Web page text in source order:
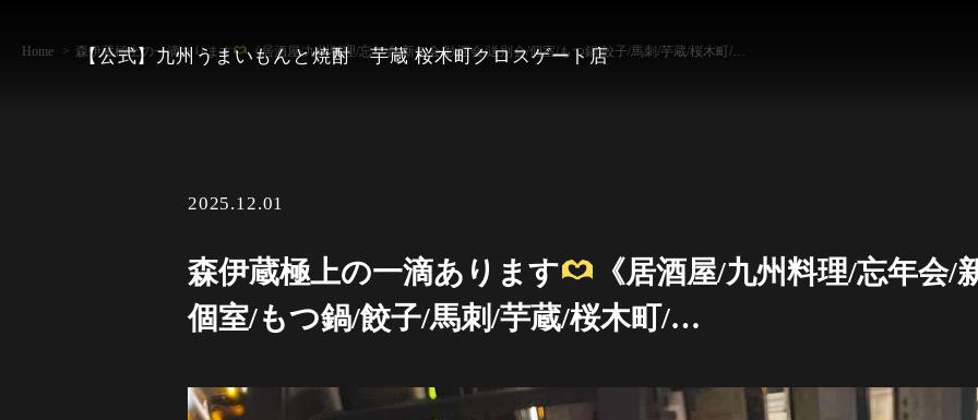
【公式】九州うまいもんと焼酎 芋蔵 桜木町クロスゲート店
Home 森伊蔵極上の一滴あります 《居酒屋/九州料理/忘年会/新年会/歓迎会/送別会/個室/もつ鍋/餃子/馬刺/芋蔵/桜木町/…
2025.12.01
森伊蔵極上の一滴あります
《居酒屋/九州料理/忘年会/
個室/もつ鍋/餃子/馬刺/芋蔵/桜木町/…